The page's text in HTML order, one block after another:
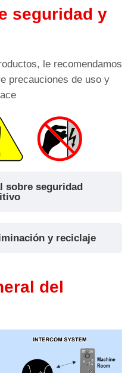
seguridad y
le recomendamos
precauciones de uso y
sobre seguridad
y reciclaje
del